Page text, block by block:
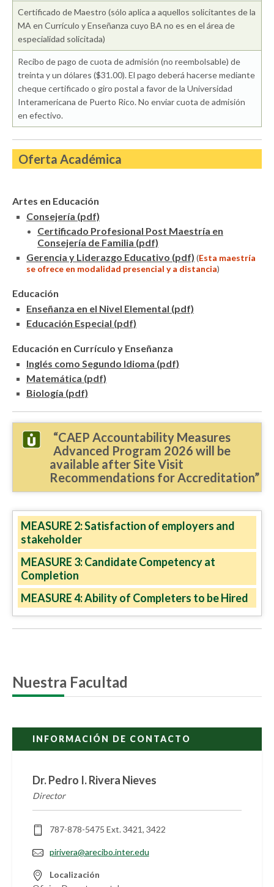
Certificado de Maestro (sólo aplica a aquellos solicitantes de la
MA en Currículo y Enseñanza cuyo BA no es en el área de
especialidad solicitada)
Recibo de pago de cuota de admisión (no reembolsable) de
treinta y un dólares ($31.00). El pago deberá hacerse mediante
cheque certificado o giro postal a favor de la Universidad
Interamericana de Puerto Rico. No enviar cuota de admisión
en efectivo.
Oferta Académica
Artes en Educación
Consejería (pdf)
Certificado Profesional Post Maestría en
Consejería de Familia (pdf)
Gerencia y Liderazgo Educativo (pdf) (Esta maestría
se ofrece en modalidad presencial y a distancia)
Educación
Enseñanza en el Nivel Elemental (pdf)
Educación Especial (pdf)
Educación en Currículo y Enseñanza
Inglés como Segundo Idioma (pdf)
Matemática (pdf)
Biología (pdf)
“CAEP Accountability Measures
Advanced Program 2026 will be
available after Site Visit
Recommendations for Accreditation”
MEASURE 2: Satisfaction of employers and
stakeholder
MEASURE 3: Candidate Competency at
Completion
MEASURE 4: Ability of Completers to be Hired
Nuestra Facultad
INFORMACIÓN DE CONTACTO
Dr. Pedro I. Rivera Nieves
Director
787-878-5475 Ext. 3421, 3422
pirivera@arecibo.inter.edu
Localización